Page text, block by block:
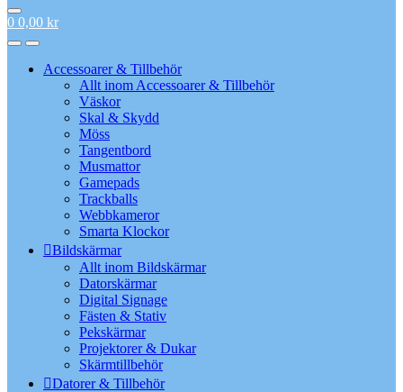
0 0,00 kr
Accessoarer & Tillbehör
Allt inom Accessoarer & Tillbehör
Väskor
Skal & Skydd
Möss
Tangentbord
Musmattor
Gamepads
Trackballs
Webbkameror
Smarta Klockor
Bildskärmar
Allt inom Bildskärmar
Datorskärmar
Digital Signage
Fästen & Stativ
Pekskärmar
Projektorer & Dukar
Skärmtillbehör
Datorer & Tillbehör